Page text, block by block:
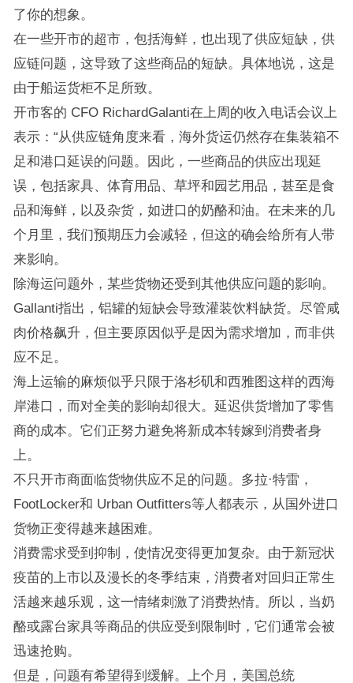
了你的想象。
在一些开市的超市，包括海鲜，也出现了供应短缺，供
应链问题，这导致了这些商品的短缺。具体地说，这是
由于船运货柜不足所致。
开市客的 CFO RichardGalanti在上周的收入电话会议上
表示：“从供应链角度来看，海外货运仍然存在集装箱不
足和港口延误的问题。因此，一些商品的供应出现延
误，包括家具、体育用品、草坪和园艺用品，甚至是食
品和海鲜，以及杂货，如进口的奶酪和油。在未来的几
个月里，我们预期压力会减轻，但这的确会给所有人带
来影响。
除海运问题外，某些货物还受到其他供应问题的影响。
Gallanti指出，铝罐的短缺会导致灌装饮料缺货。尽管咸
肉价格飙升，但主要原因似乎是因为需求增加，而非供
应不足。
海上运输的麻烦似乎只限于洛杉矶和西雅图这样的西海
岸港口，而对全美的影响却很大。延迟供货增加了零售
商的成本。它们正努力避免将新成本转嫁到消费者身
上。
不只开市商面临货物供应不足的问题。多拉·特雷，
FootLocker和 Urban Outfitters等人都表示，从国外进口
货物正变得越来越困难。
消费需求受到抑制，使情况变得更加复杂。由于新冠状
疫苗的上市以及漫长的冬季结束，消费者对回归正常生
活越来越乐观，这一情绪刺激了消费热情。所以，当奶
酪或露台家具等商品的供应受到限制时，它们通常会被
迅速抢购。
但是，问题有希望得到缓解。上个月，美国总统